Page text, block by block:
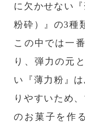
に欠かせない
粉砕）』の3種
この中では一
り、弾力の元
い『薄力粉』
りやすいため
のお菓子を作